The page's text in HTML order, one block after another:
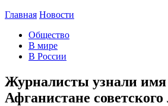
Главная Новости
Общество
В мире
В России
Журналисты узнали имя
Афганистане